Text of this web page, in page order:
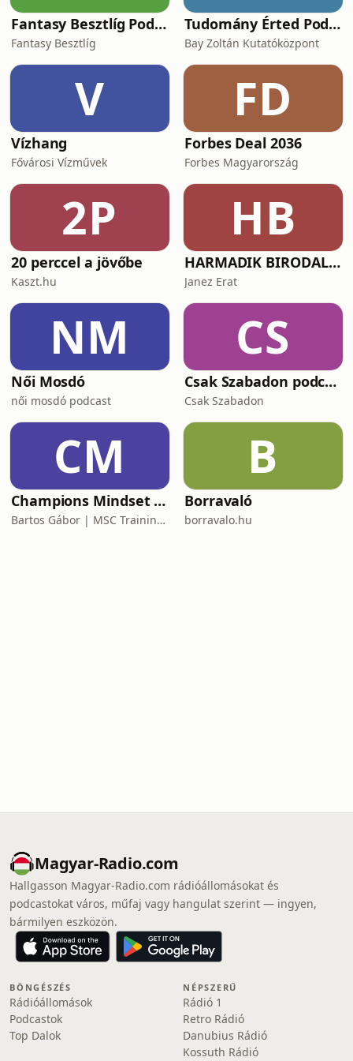
Fantasy Besztlíg Podcast
Fantasy Besztlíg
Tudomány Érted Podcast
Bay Zoltán Kutatóközpont
V
Vízhang
Fővárosi Vízművek
FD
Forbes Deal 2036
Forbes Magyarország
2P
20 perccel a jövőbe
Kaszt.hu
HB
HARMADIK BIRODALOM – a nemzetiszocializmus története
Janez Erat
NM
Női Mosdó
női mosdó podcast
CS
Csak Szabadon podcast
Csak Szabadon
CM
Champions Mindset Podcast
Bartos Gábor | MSC Training Group
B
Borravaló
borravalo.hu
Magyar-Radio.com
Hallgasson Magyar-Radio.com rádióállomásokat és
podcastokat város, műfaj vagy hangulat szerint — ingyen,
bármilyen eszközön.
BÖNGÉSZÉS
Rádióállomások
Podcastok
Top Dalok
NÉPSZERŰ
Rádió 1
Retro Rádió
Danubius Rádió
Kossuth Rádió